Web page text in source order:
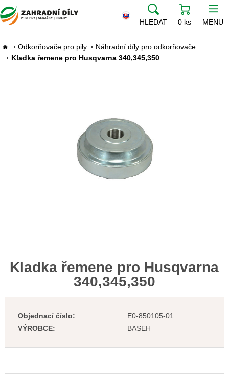
HLEDAT 0 ks MENU
Odkorňovače pro pily
Náhradní díly pro odkorňovače
Kladka řemene pro Husqvarna 340,345,350
Kladka řemene pro Husqvarna
340,345,350
Objednací číslo:
E0-850105-01
VÝROBCE:
BASEH